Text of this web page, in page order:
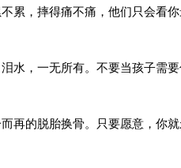
，摔得痛不痛，他们只会看你
，一无所有。不要当孩子需要
的脱胎换骨。只要愿意，你就